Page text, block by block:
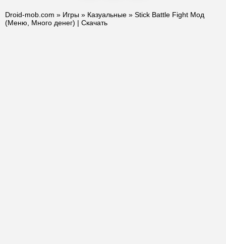
Droid-mob.com » Игры » Казуальные » Stick Battle Fight Мод
(Меню, Много денег) | Скачать